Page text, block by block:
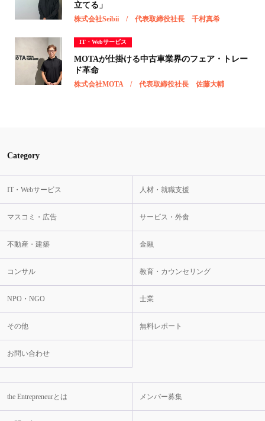
立てる」
株式会社Seibii / 代表取締役社長 千村真希
IT・Webサービス
MOTAが仕掛ける中古車業界のフェア・トレー
ド革命
株式会社MOTA / 代表取締役社長 佐藤大輔
Category
IT・Webサービス 人材・就職支援
マスコミ・広告 サービス・外食
不動産・建築 金融
コンサル 教育・カウンセリング
NPO・NGO 士業
その他 無料レポート
お問い合わせ
the Entrepreneurとは メンバー募集